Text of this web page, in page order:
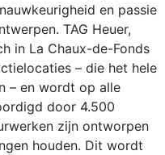
en passie
TAG Heuer,
in La Chaux-de-Fonds
– die het hele
– en wordt op alle
door 4.500
zijn ontworpen
houden. Dit wordt